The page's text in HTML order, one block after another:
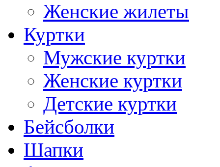
Женские жилеты
Куртки
Мужские куртки
Женские куртки
Детские куртки
Бейсболки
Шапки